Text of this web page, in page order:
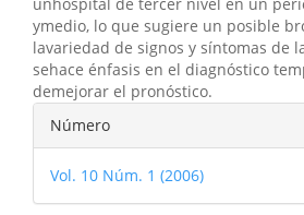
ymedio, lo que sugiere un posible
lavariedad de signos y síntomas de
sehace énfasis en el diagnóstico
demejorar el pronóstico.
Detalles
del
artículo
Número
Vol. 10 Núm. 1 (2006)